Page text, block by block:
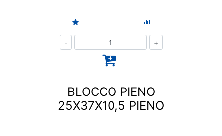
BLOCCO PIENO
25X37X10,5 PIENO